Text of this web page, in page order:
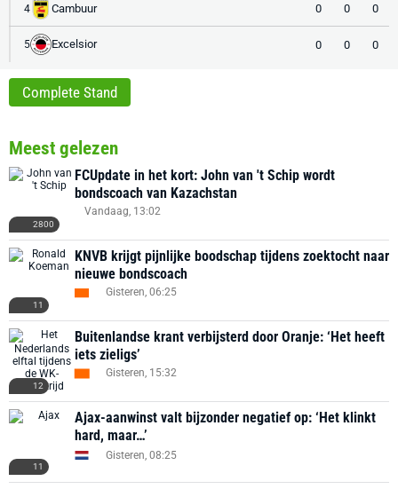
4 Cambuur 0 0 0
5 Excelsior 0 0 0
Complete Stand
Meest gelezen
2800
FCUpdate in het kort: John van 't Schip wordt
bondscoach van Kazachstan
Vandaag, 13:02
11
KNVB krijgt pijnlijke boodschap tijdens zoektocht naar
nieuwe bondscoach
Gisteren, 06:25
12
Buitenlandse krant verbijsterd door Oranje: ‘Het heeft
iets zieligs’
Gisteren, 15:32
11
Ajax-aanwinst valt bijzonder negatief op: ‘Het klinkt
hard, maar…’
Gisteren, 08:25